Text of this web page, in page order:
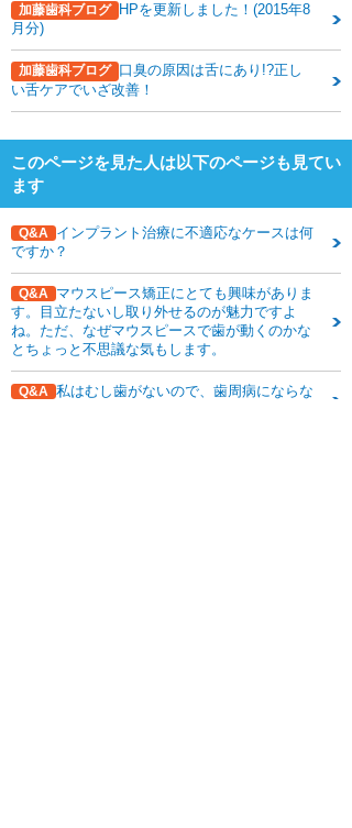
加藤歯科ブログ HPを更新しました！(2015年8
月分)
加藤歯科ブログ 口臭の原因は舌にあり!?正し
い舌ケアでいざ改善！
このページを見た人は以下のページも見てい
ます
Q&A
インプラント治療に不適応なケースは何
ですか？
Q&A
マウスピース矯正にとても興味がありま
す。目立たないし取り外せるのが魅力ですよ
ね。ただ、なぜマウスピースで歯が動くのかな
とちょっと不思議な気もします。
Q&A
私はむし歯がないので、歯周病にならな